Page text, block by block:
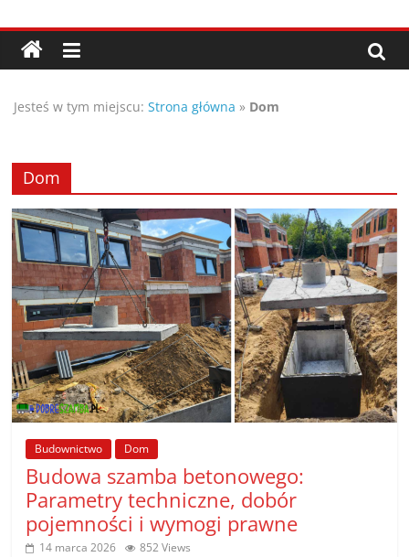
do
treści
Porady,
wskazówki
oraz
ciekawe
rady
–
poznaj
te
poradniki.
Porady
praktyczne
porady
Jesteś w tym miejscu: Strona główna » Dom
Dom
Budownictwo Dom
Budowa szamba betonowego:
Parametry techniczne, dobór
pojemności i wymogi prawne
14 marca 2026 852 Views